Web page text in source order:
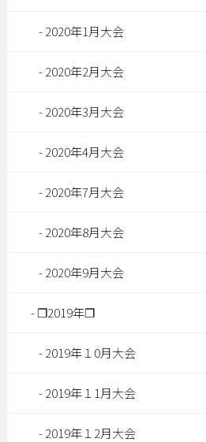
2020年1月大会
2020年2月大会
2020年3月大会
2020年4月大会
2020年7月大会
2020年8月大会
2020年9月大会
❐2019年❐
2019年１0月大会
2019年１1月大会
2019年１2月大会